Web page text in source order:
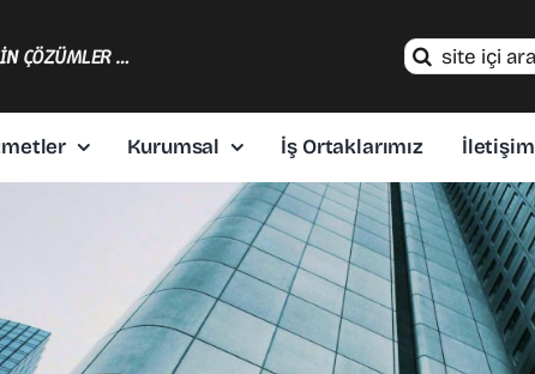
ÇÖZÜMLER …
Search
Kurumsal İş Ortaklarımız İletişim